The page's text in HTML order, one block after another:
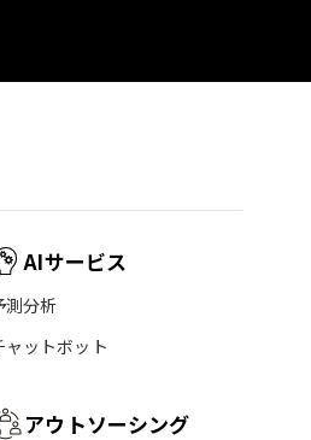
AIサービス
測分析
ャットボット
アウトソーシング